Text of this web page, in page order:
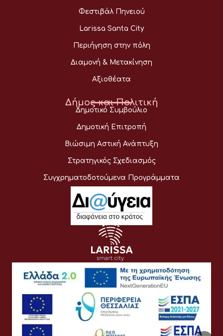
Φεστιβάλ Πηνειού
Larissa Santa City
Περιήγηση στην πόλη
Διαμονή & Μετακίνηση
Αξιοθέατα
Δήμος και Πολιτική
Δημοτικό Συμβούλιο
Δημοτική Επιτροπή
Βιώσιμη Αστική Ανάπτυξη
Στρατηγικός Σχεδιασμός
Συγχρηματοδοτούμενα Προγράμματα